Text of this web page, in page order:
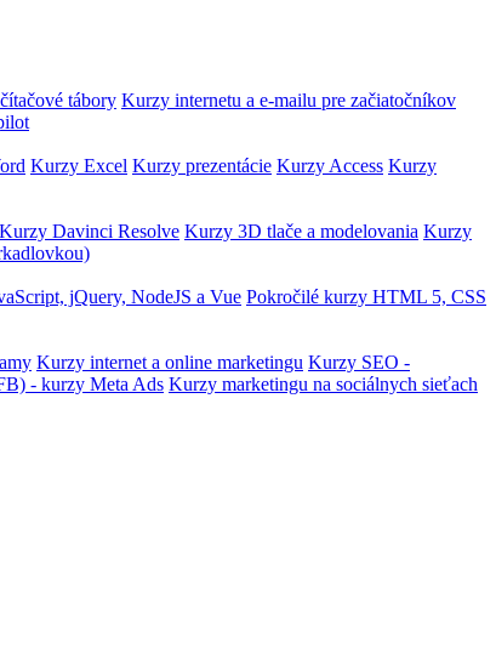
tábory Kurzy internetu a e-mailu pre začiatočníkov
Kurzy Excel Kurzy prezentácie Kurzy Access Kurzy
Kurzy Davinci Resolve Kurzy 3D tlače a modelovania Kurzy
jQuery, NodeJS a Vue Pokročilé kurzy HTML 5, CSS
Kurzy internet a online marketingu Kurzy SEO -
- kurzy Meta Ads Kurzy marketingu na sociálnych sieťach